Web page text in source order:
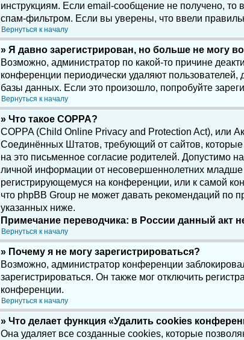
инструкциям. Если email-сообщение не получено, то
спам-фильтром. Если вы уверены, что ввели
Вернуться к началу
» Я давно зарегистрирован, но больше не могу
Возможно, администратор по какой-то причине
конференции периодически удаляют
базы данных. Если это произошло, попробуйте
Вернуться к началу
» Что такое COPPA?
COPPA (Child Online Privacy and Protection Act), или
Соединённых Штатов, требующий от сайтов,
на это письменное согласие родителей. Допустимо
личной информации от несовершеннолетних
регистрирующемуся на конференции, или к самой
что phpBB Group не может давать рекомендаций по
указанных ниже.
Примечание переводчика: в России данный акт
Вернуться к началу
» Почему я не могу зарегистрироваться?
Возможно, администратор конференции
зарегистрироваться. Он также мог отключить
конференции.
Вернуться к началу
» Что делает функция «Удалить cookies
Она удаляет все созданные cookies, которые